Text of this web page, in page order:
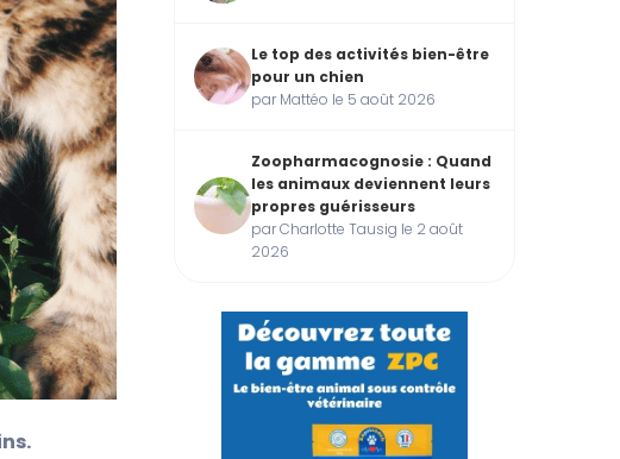
Le top des activités bien-être
pour un chien
par Mattéo le 5 août 2026
Zoopharmacognosie : Quand
les animaux deviennent leurs
propres guérisseurs
par Charlotte Tausig le 2 août
2026